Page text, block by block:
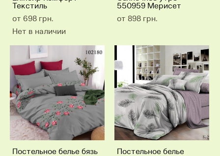
Текстиль
от 698 грн.
Нет в наличии
550959 Мерисет
от 898 грн.
Постельное белье бязь
Постельное белье